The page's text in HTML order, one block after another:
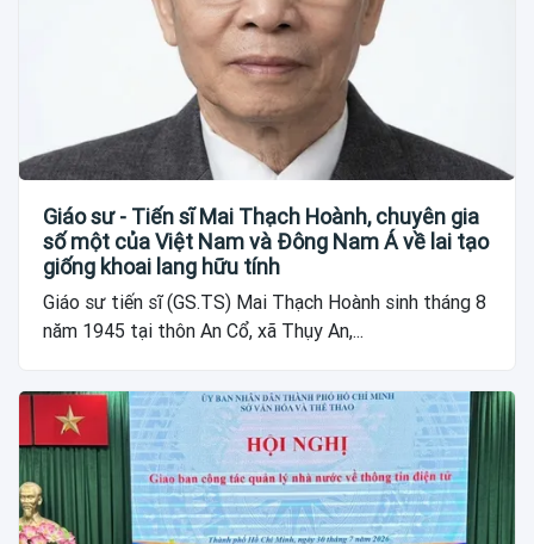
Giáo sư - Tiến sĩ Mai Thạch Hoành, chuyên gia
số một của Việt Nam và Đông Nam Á về lai tạo
giống khoai lang hữu tính
Giáo sư tiến sĩ (GS.TS) Mai Thạch Hoành sinh tháng 8
năm 1945 tại thôn An Cổ, xã Thụy An,...